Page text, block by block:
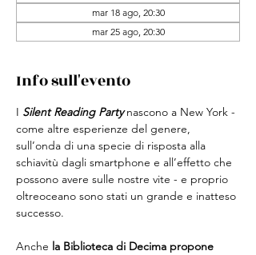
mar 18 ago, 20:30
mar 25 ago, 20:30
Info sull'evento
I Silent Reading Party nascono a New York -
come altre esperienze del genere,
sull’onda di una specie di risposta alla
schiavitù dagli smartphone e all’effetto che
possono avere sulle nostre vite - e proprio
oltreoceano sono stati un grande e inatteso
successo.
Anche la Biblioteca di Decima propone